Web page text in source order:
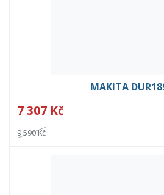
MAKITA
7 307 Kč
9 590 Kč